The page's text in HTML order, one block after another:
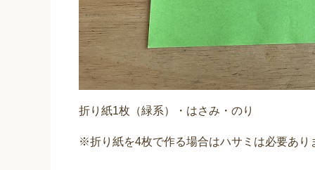
折り紙1枚（緑系）・はさみ・のり
※折り紙を4枚で作る場合はハサミは必要あり